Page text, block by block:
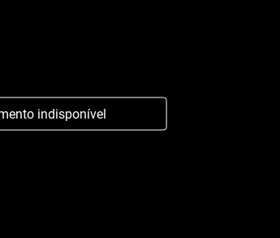
indisponível